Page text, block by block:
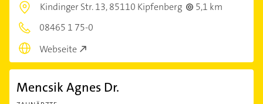
Kindinger Str. 13,85110 Kipfenberg
5,1 km
08465 1 75-0
Webseite
Mencsik Agnes Dr.